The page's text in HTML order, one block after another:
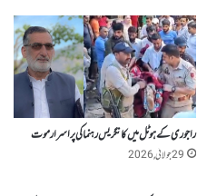
راجوری کے ہوٹل میں کانگریس رہنما کی پراسرارموت
29 جولائی, 2026